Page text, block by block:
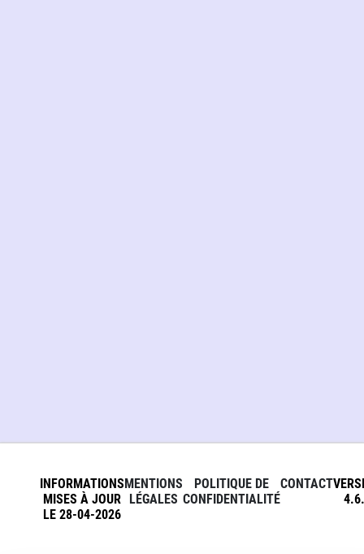
INFORMATIONS
MISES À JOUR
LE 28-04-2026
MENTIONS
LÉGALES
POLITIQUE DE
CONFIDENTIALITÉ
CONTACT